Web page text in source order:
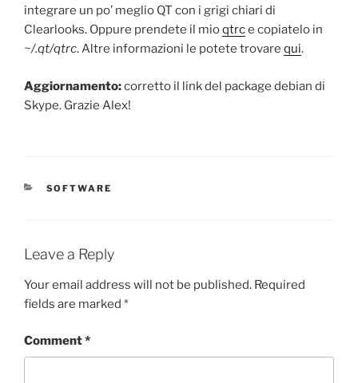
integrare un po’ meglio QT con i grigi chiari di
Clearlooks. Oppure prendete il mioqtrce copiatelo in
~/.qt/qtrc. Altre informazioni le potete trovare qui.
Aggiornamento:corretto il link del package debian di
Skype. Grazie Alex!
CATEGORIES
SOFTWARE
Leave a Reply
Your email address will not be published. Required
fields are marked *
Comment*